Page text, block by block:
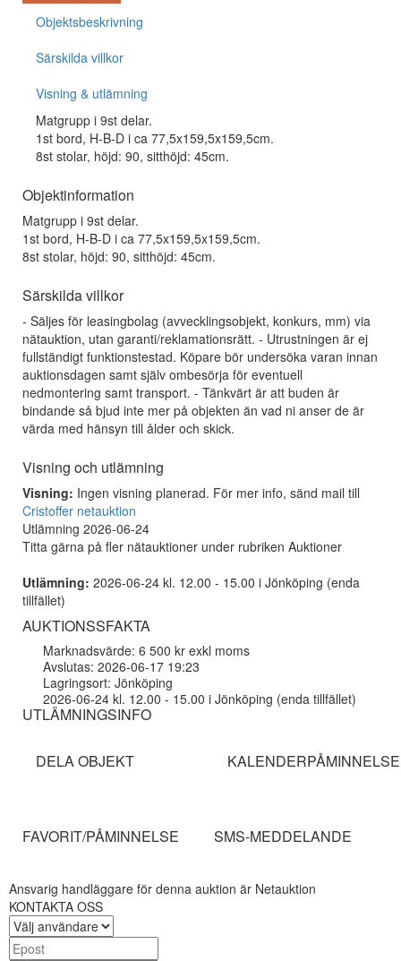
Objektsbeskrivning
Särskilda villkor
Visning & utlämning
Matgrupp i 9st delar.
1st bord, H-B-D i ca 77,5x159,5x159,5cm.
8st stolar, höjd: 90, sitthöjd: 45cm.
Objektinformation
Matgrupp i 9st delar.
1st bord, H-B-D i ca 77,5x159,5x159,5cm.
8st stolar, höjd: 90, sitthöjd: 45cm.
Särskilda villkor
- Säljes för leasingbolag (avvecklingsobjekt, konkurs, mm) via
nätauktion, utan garanti/reklamationsrätt. - Utrustningen är ej
fullständigt funktionstestad. Köpare bör undersöka varan innan
auktionsdagen samt själv ombesörja för eventuell
nedmontering samt transport. - Tänkvärt är att buden är
bindande så bjud inte mer på objekten än vad ni anser de är
värda med hänsyn till ålder och skick.
Visning och utlämning
Visning: Ingen visning planerad. För mer info, sänd mail till
Cristoffer netauktion
Utlämning 2026-06-24
Titta gärna på fler nätauktioner under rubriken Auktioner
Utlämning: 2026-06-24 kl. 12.00 - 15.00 i Jönköping (enda
tillfället)
AUKTIONSSFAKTA
Marknadsvärde: 6 500 kr exkl moms
Avslutas: 2026-06-17 19:23
Lagringsort: Jönköping
2026-06-24 kl. 12.00 - 15.00 i Jönköping (enda tillfället)
UTLÄMNINGSINFO
DELA OBJEKT KALENDERPÅMINNELSE
FAVORIT/PÅMINNELSE SMS-MEDDELANDE
Ansvarig handläggare för denna auktion är Netauktion
KONTAKTA OSS